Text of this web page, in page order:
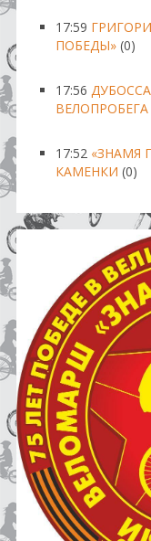
17:59
ПОБЕДЫ» (0)
17:56
17:52 «ЗНАМЯ
КАМЕНКИ (0)